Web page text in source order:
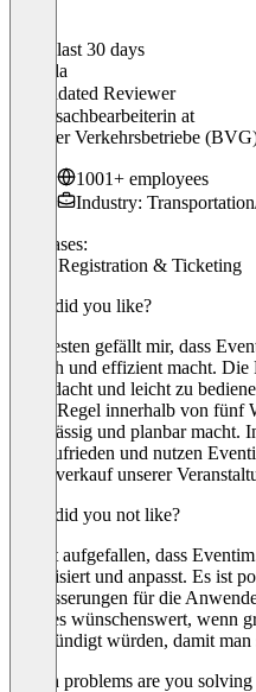
In the last 30 days
Daniela
Validated Reviewer
Hauptsachbearbeiterin at
Berliner Verkehrsbetriebe
1001+ employees
Industry:
Use cases:
Event Registration & Ticketing
What did you like?
Am besten gefällt mir, dass
einfach und effizient macht.
durchdacht und leicht zu
in der Regel innerhalb von
zuverlässig und planbar macht.
sehr zufrieden und nutzen
Ticketverkauf unserer
What did you not like?
Mir ist aufgefallen, dass
aktualisiert und anpasst. Es ist
Verbesserungen für die
wäre es wünschenswert, wenn
angekündigt würden, damit
Which problems are you